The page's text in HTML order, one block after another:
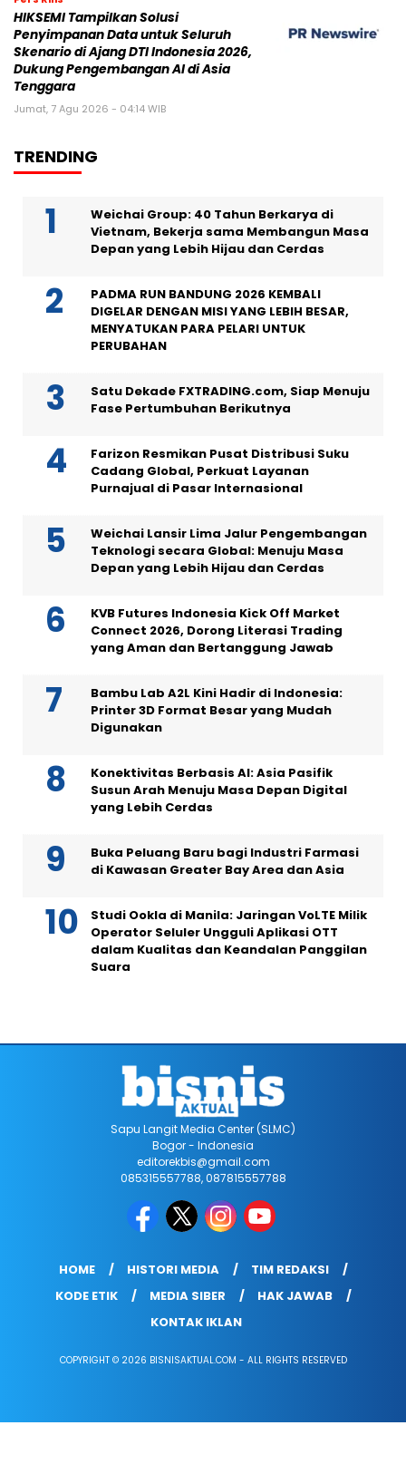
HIKSEMI Tampilkan Solusi
Penyimpanan Data untuk Seluruh
Skenario di Ajang DTI Indonesia 2026,
Dukung Pengembangan AI di Asia
Tenggara
Jumat, 7 Agu 2026 - 04:14 WIB
TRENDING
Weichai Group: 40 Tahun Berkarya di
Vietnam, Bekerja sama Membangun Masa
Depan yang Lebih Hijau dan Cerdas
PADMA RUN BANDUNG 2026 KEMBALI
DIGELAR DENGAN MISI YANG LEBIH BESAR,
MENYATUKAN PARA PELARI UNTUK
PERUBAHAN
Satu Dekade FXTRADING.com, Siap Menuju
Fase Pertumbuhan Berikutnya
Farizon Resmikan Pusat Distribusi Suku
Cadang Global, Perkuat Layanan
Purnajual di Pasar Internasional
Weichai Lansir Lima Jalur Pengembangan
Teknologi secara Global: Menuju Masa
Depan yang Lebih Hijau dan Cerdas
KVB Futures Indonesia Kick Off Market
Connect 2026, Dorong Literasi Trading
yang Aman dan Bertanggung Jawab
Bambu Lab A2L Kini Hadir di Indonesia:
Printer 3D Format Besar yang Mudah
Digunakan
Konektivitas Berbasis AI: Asia Pasifik
Susun Arah Menuju Masa Depan Digital
yang Lebih Cerdas
Buka Peluang Baru bagi Industri Farmasi
di Kawasan Greater Bay Area dan Asia
Studi Ookla di Manila: Jaringan VoLTE Milik
Operator Seluler Ungguli Aplikasi OTT
dalam Kualitas dan Keandalan Panggilan
Suara
Sapu Langit Media Center (SLMC)
Bogor - Indonesia
editorekbis@gmail.com
085315557788, 087815557788
HOME HISTORI MEDIA
TIM REDAKSI
KODE ETIK
MEDIA SIBER
HAK JAWAB
KONTAK IKLAN
COPYRIGHT © 2026 BISNISAKTUAL.COM - ALL RIGHTS RESERVED